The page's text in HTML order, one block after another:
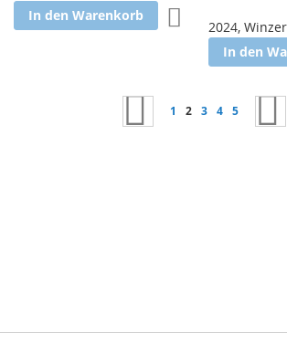
In den Warenkorb
2024,
In den
Seite Seite
ZurückSeite
1 Sie lesen gerade
2 Seite
3 Seite
4 Seite
5